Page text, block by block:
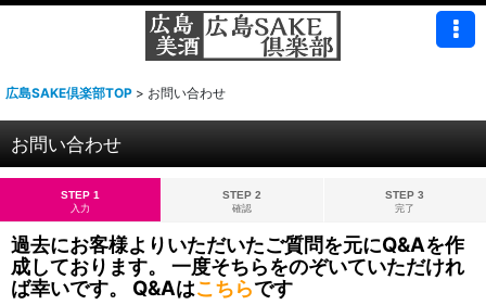
広島SAKE倶楽部TOP > お問い合わせ
お問い合わせ
STEP 1
入力
STEP 2
確認
STEP 3
完了
過去にお客様よりいただいたご質問を元にQ&Aを作
成しております。 一度そちらをのぞいていただけれ
ば幸いです。 Q&Aはこちらです